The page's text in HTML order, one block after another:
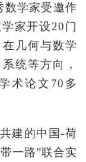
数学家受邀作
家开设20门
几何与数学
统等方向，
术论文70多
建的中国-荷
一路”联合实